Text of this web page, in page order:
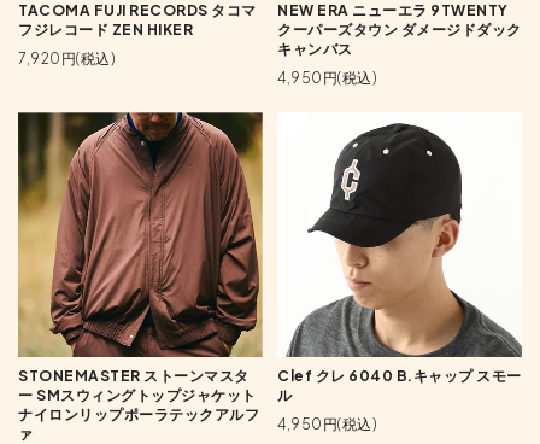
TACOMA FUJI RECORDS タコマ
フジレコード ZEN HIKER
7,920円(税込)
NEW ERA ニューエラ 9TWENTY
クーパーズタウン ダメージドダック
キャンバス
4,950円(税込)
STONEMASTER ストーンマスタ
ー SMスウィングトップジャケット
ナイロンリップポーラテックアルフ
ァ
Clef クレ 6040 B.キャップ スモー
ル
4,950円(税込)